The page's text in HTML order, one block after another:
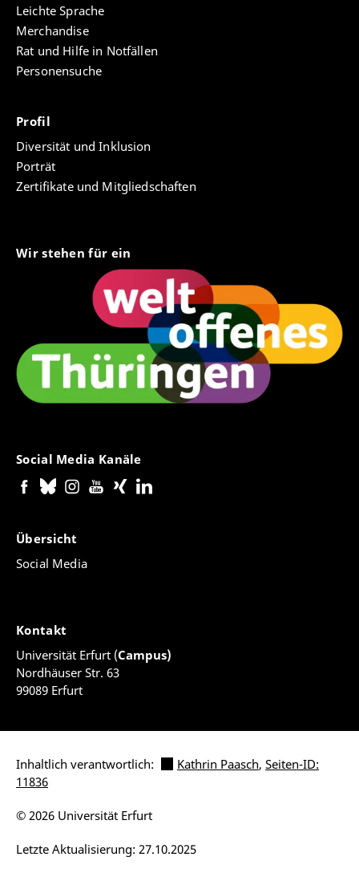
Leichte Sprache
Merchandise
Rat und Hilfe in Notfällen
Personensuche
Profil
Diversität und Inklusion
Porträt
Zertifikate und Mitgliedschaften
Wir stehen für ein
Social Media Kanäle
Übersicht
Social Media
Kontakt
Universität Erfurt (Campus)
Nordhäuser Str. 63
99089 Erfurt
Inhaltlich verantwortlich: Kathrin Paasch, Seiten-ID:
11836
Letzte Aktualisierung: 27.10.2025
© 2026 Universität Erfurt